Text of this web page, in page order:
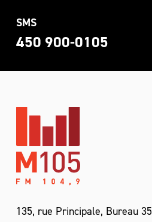
SMS
450 900-0105
135, rue Principale, Bureau 35